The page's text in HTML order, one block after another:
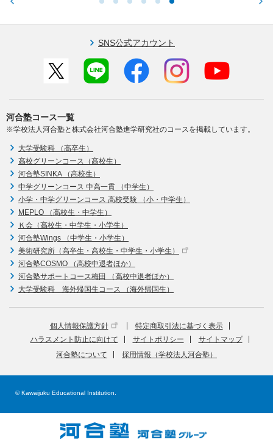
SNS公式アカウント
河合塾コース一覧
※学校法人河合塾と株式会社河合塾進学研究社のコースを掲載しています。
大学受験科 （高卒生）
高校グリーンコース（高校生）
河合塾SINKA （高校生）
中学グリーンコース 中高一貫 （中学生）
小学・中学グリーンコース 高校受験 （小・中学生）
MEPLO （高校生・中学生）
Ｋ会（高校生・中学生・小学生）
河合塾Wings （中学生・小学生）
美術研究所（高卒生・高校生・中学生・小学生）
河合塾COSMO （高校中退者ほか）
河合塾サポートコース梅田 （高校中退者ほか）
大学受験科 海外帰国生コース （海外帰国生）
個人情報保護方針
特定商取引法に基づく表示
ハラスメント防止に向けて
サイトポリシー
サイトマップ
河合塾について
採用情報（学校法人河合塾）
© Kawaijuku Educational Institution.